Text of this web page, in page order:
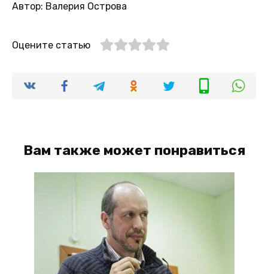
Автор: Валерия Острова
Оцените статью
Вам также может понравиться